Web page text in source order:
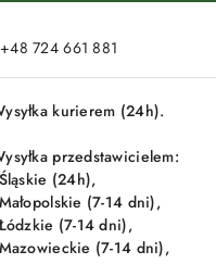
724 661 881
kurierem (24h).
przedstawicielem:
(24h),
(7-14 dni),
(7-14 dni),
(7-14 dni),